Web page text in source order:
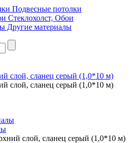
Подвесные потолки
Стеклохолст, Обои
Другие материалы
слой, сланец серый (1,0*10 м)